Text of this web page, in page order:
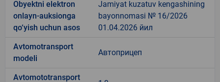
Obyektni elektron
onlayn-auksionga
qo‘yish uchun asos
Jamiyat kuzatuv kengashining
bayonnomasi № 16/2026
01.04.2026 йил
Avtomotransport
modeli
Автоприцеп
Avtomototransport